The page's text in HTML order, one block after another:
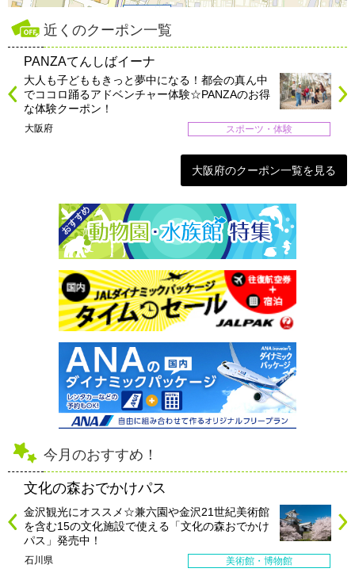
近くのクーポン一覧
PANZAてんしばイーナ
大人も子どももきっと夢中になる！都会の真ん中
でココロ踊るアドベンチャー体験☆PANZAのお得
な体験クーポン！
大阪府 スポーツ・体験
大阪府のクーポン一覧を見る
今月のおすすめ！
文化の森おでかけパス
金沢観光にオススメ☆兼六園や金沢21世紀美術館
を含む15の文化施設で使える「文化の森おでかけ
パス」発売中！
石川県 美術館・博物館